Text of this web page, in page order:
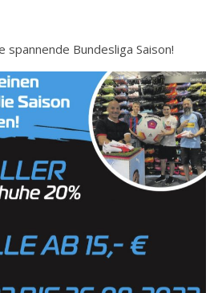
spannende Bundesliga Saison!